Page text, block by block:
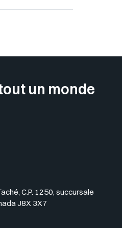
un monde
de l'UQO
de l'UQO
C.P. 1250, succursale
J8X 3X7